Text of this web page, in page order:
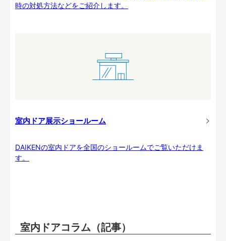
時の対処方法などをご紹介します。
室内ドア展示ショールーム
DAIKENの室内ドアを全国のショールームでご覧いただけま
す。
室内ドアコラム（記事）